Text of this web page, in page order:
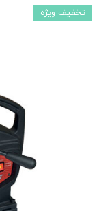
تخفیف ویژه